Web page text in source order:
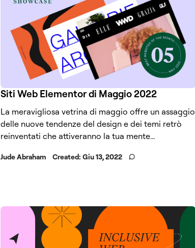
Siti Web Elementor di Maggio 2022
La meravigliosa vetrina di maggio offre un assaggio
delle nuove tendenze del design e dei temi retrò
reinventati che attiveranno la tua mente...
Jude Abraham Created: Giu 13, 2022